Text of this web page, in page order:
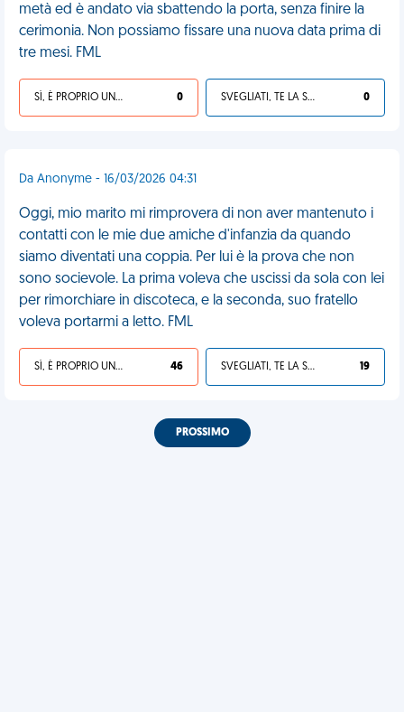
metà ed è andato via sbattendo la porta, senza finire la
cerimonia. Non possiamo fissare una nuova data prima di
tre mesi. FML
SÌ, È PROPRIO UNA VDM! 0 SVEGLIATI, TE LA SEI CERCATA! 0
Da Anonyme - 16/03/2026 04:31
Oggi, mio marito mi rimprovera di non aver mantenuto i
contatti con le mie due amiche d'infanzia da quando
siamo diventati una coppia. Per lui è la prova che non
sono socievole. La prima voleva che uscissi da sola con lei
per rimorchiare in discoteca, e la seconda, suo fratello
voleva portarmi a letto. FML
SÌ, È PROPRIO UNA VDM! 46 SVEGLIATI, TE LA SEI CERCATA! 19
PROSSIMO